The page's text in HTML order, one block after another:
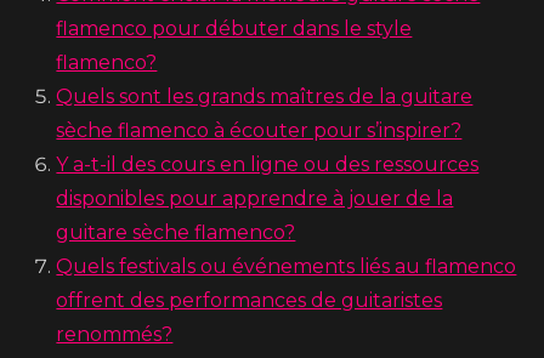
flamenco pour débuter dans le style
flamenco?
Quels sont les grands maîtres de la guitare
sèche flamenco à écouter pour s’inspirer?
Y a-t-il des cours en ligne ou des ressources
disponibles pour apprendre à jouer de la
guitare sèche flamenco?
Quels festivals ou événements liés au flamenco
offrent des performances de guitaristes
renommés?